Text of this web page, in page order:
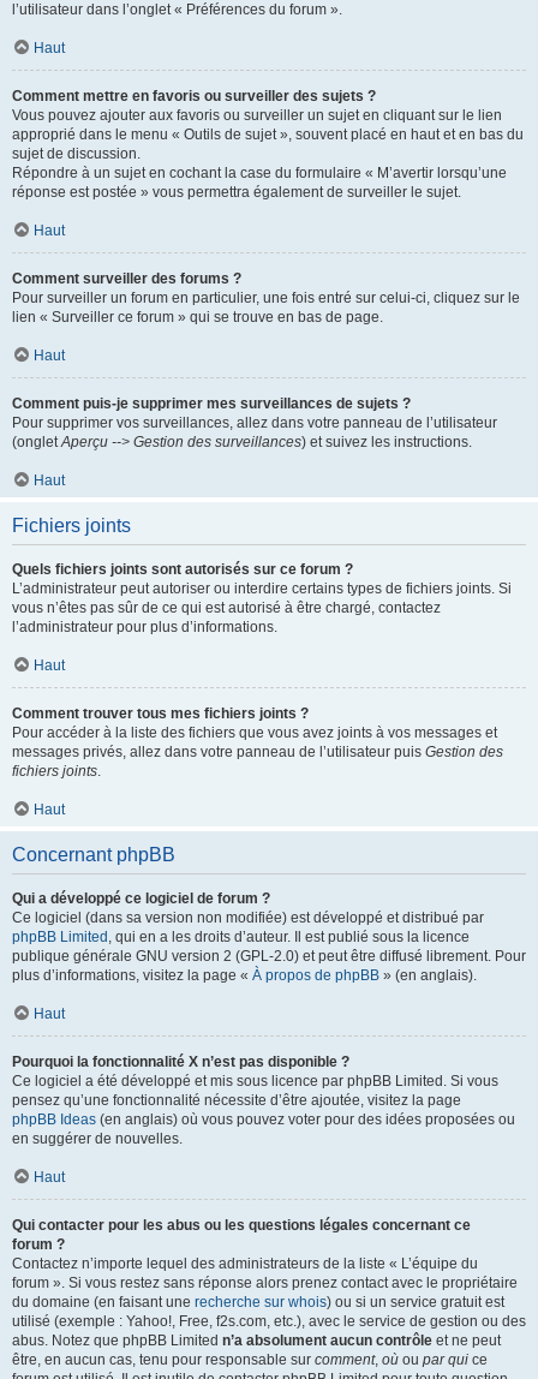
l’utilisateur dans l’onglet « Préférences du forum ».
Haut
Comment mettre en favoris ou surveiller des sujets ?
Vous pouvez ajouter aux favoris ou surveiller un sujet en cliquant sur le lien
approprié dans le menu « Outils de sujet », souvent placé en haut et en bas du
sujet de discussion.
Répondre à un sujet en cochant la case du formulaire « M’avertir lorsqu’une
réponse est postée » vous permettra également de surveiller le sujet.
Haut
Comment surveiller des forums ?
Pour surveiller un forum en particulier, une fois entré sur celui-ci, cliquez sur le
lien « Surveiller ce forum » qui se trouve en bas de page.
Haut
Comment puis-je supprimer mes surveillances de sujets ?
Pour supprimer vos surveillances, allez dans votre panneau de l’utilisateur
(ongletAperçu --> Gestion des surveillances) et suivez les instructions.
Haut
Fichiers joints
Quels fichiers joints sont autorisés sur ce forum ?
L’administrateur peut autoriser ou interdire certains types de fichiers joints. Si
vous n’êtes pas sûr de ce qui est autorisé à être chargé, contactez
l’administrateur pour plus d’informations.
Haut
Comment trouver tous mes fichiers joints ?
Pour accéder à la liste des fichiers que vous avez joints à vos messages et
messages privés, allez dans votre panneau de l’utilisateur puis Gestion des
fichiers joints.
Haut
Concernant phpBB
Qui a développé ce logiciel de forum ?
Ce logiciel (dans sa version non modifiée) est développé et distribué par
phpBB Limited , qui en a les droits d’auteur. Il est publié sous la licence
publique générale GNU version 2 (GPL-2.0) et peut être diffusé librement. Pour
plus d’informations, visitez la page « À propos de phpBB » (en anglais).
Haut
Pourquoi la fonctionnalité X n’est pas disponible ?
Ce logiciel a été développé et mis sous licence par phpBB Limited. Si vous
pensez qu’une fonctionnalité nécessite d’être ajoutée, visitez la page
phpBB Ideas (en anglais) où vous pouvez voter pour des idées proposées ou
en suggérer de nouvelles.
Haut
Qui contacter pour les abus ou les questions légales concernant ce
forum ?
Contactez n’importe lequel des administrateurs de la liste « L’équipe du
forum ». Si vous restez sans réponse alors prenez contact avec le propriétaire
du domaine (en faisant une recherche sur whois) ou si un service gratuit est
utilisé (exemple : Yahoo!, Free, f2s.com, etc.), avec le service de gestion ou des
abus. Notez que phpBB Limited n’a absolument aucun contrôle et ne peut
être, en aucun cas, tenu pour responsable sur comment, où ou par qui ce